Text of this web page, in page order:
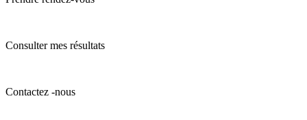
Consulter mes résultats
Contactez -nous